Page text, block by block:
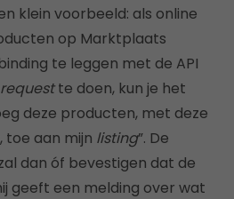
klein voorbeeld: als online
op Marktplaats
te leggen met de API
requestte doen, kun je het
deze producten, met deze
toe aan mijn listing”. De
dan óf bevestigen dat de
geeft een melding over wat